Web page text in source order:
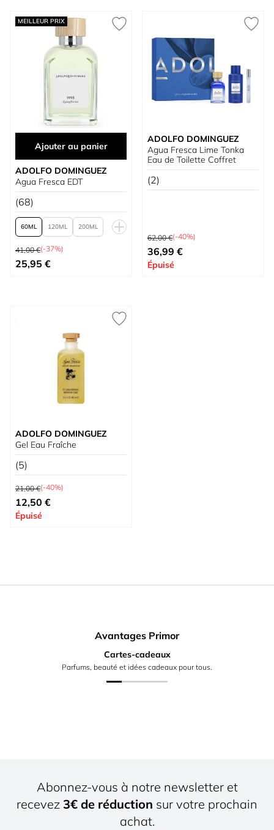
MEILLEUR PRIX
Ajouter au panier
ADOLFO DOMINGUEZ
Agua Fresca EDT
(68)
60 120 200
250
Prix normal
41,00 €(-37%)
À partir de
25,95 €
ADOLFO DOMINGUEZ
Agua Fresca Lime Tonka
Eau de Toilette Coffret
(2)
Prix normal
62,00 €(-40%)
Prix spécial
36,99 €
Épuisé
ADOLFO DOMINGUEZ
Gel Eau Fraîche
(5)
Prix normal
21,00 €(-40%)
Prix spécial
12,50 €
Épuisé
Avantages Primor
Cartes-cadeaux
Parfums, beauté et idées cadeaux pour tous.
Abonnez-vous à notre newsletter et
recevez 3€ de réduction sur votre prochain
achat.